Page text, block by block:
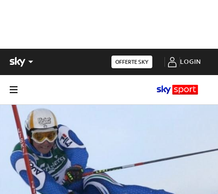
OFFERTE SKY LOGIN